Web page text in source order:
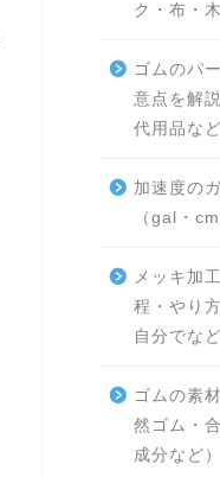
ク・布・
ゴムのパ
意点を解
代用品など
加速度の
（gal・
メッキ加
程・やり
自分でなど
ゴムの素
然ゴム・
成分など）